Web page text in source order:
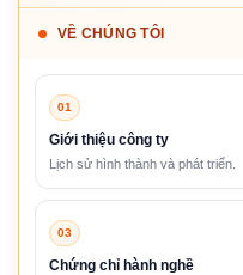
VỀ CHÚNG TÔI
01
Giới thiệu công ty
Lịch sử hình thành và phát triển.
03
Chứng chỉ hành nghề